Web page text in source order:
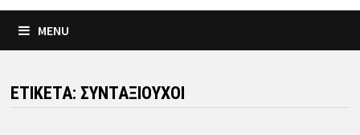
MENU
ΕΤΙΚΈΤΑ: ΣΥΝΤΑΞΙΟΎΧΟΙ